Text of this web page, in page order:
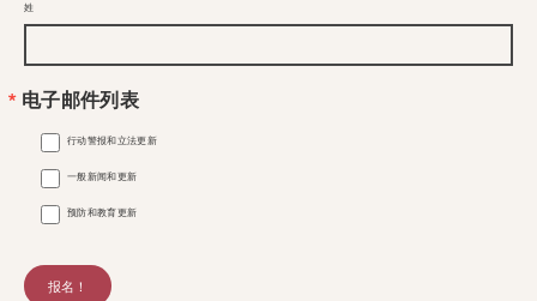
姓
电子邮件列表
行动警报和立法更新
一般新闻和更新
预防和教育更新
报名！